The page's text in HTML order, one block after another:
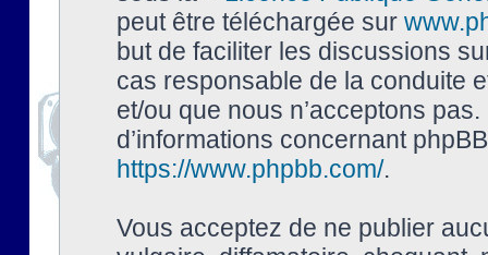
peut être téléchargée sur
but de faciliter les discussions
cas responsable de la conduite
et/ou que nous n’acceptons
d’informations concernant
https://www.phpbb.com/.
Vous acceptez de ne publier